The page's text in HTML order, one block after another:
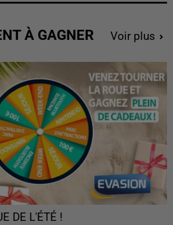
À GAGNER Voir plus
DE L'ÉTÉ !